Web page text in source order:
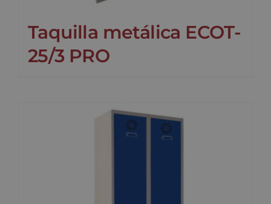
Taquilla metálica ECOT-
25/3 PRO